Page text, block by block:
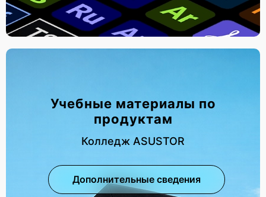
Учебные материалы по
продуктам
Колледж ASUSTOR
Дополнительные сведения